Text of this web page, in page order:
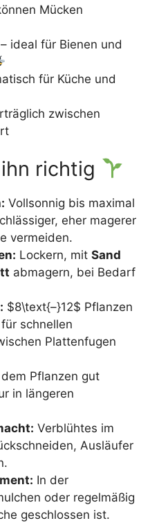
Mücken
– ideal für Bienen und
für Küche und
zwischen
richtig
Vollsonnig bis maximal
eher magerer
vermeiden.
Lockern, mit Sand
abmagern, bei Bedarf
$8\text{–}12$ Pflanzen
schnellen
Plattenfugen
Pflanzen gut
in längeren
Verblühtes im
Ausläufer
In der
oder regelmäßig
geschlossen ist.